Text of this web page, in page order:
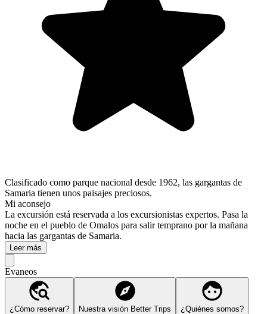
Clasificado como parque nacional desde 1962, las gargantas de
Samaria tienen unos paisajes preciosos.
Mi aconsejo
La excursión está reservada a los excursionistas expertos. Pasa la
noche en el pueblo de Omalos para salir temprano por la mañana
hacia las gargantas de Samaria.
Leer más
Evaneos
¿Cómo reservar? Nuestra visión Better Trips ¿Quiénes somos?